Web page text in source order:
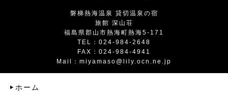
磐梯熱海温泉 貸切温泉の宿
旅館 深山荘
福島県郡山市熱海町熱海5-171
TEL：024-984-2648
FAX：024-984-4941
Mail： miyamaso@lily.ocn.ne.jp
ホーム